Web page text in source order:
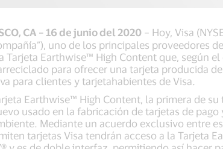
CA – 16 de junio del 2020 – Hoy, Visa
uno de los principales
Tarjeta Earthwise™ High Content que, según
para ofrecer una tarjeta producida
para clientes y tarjetahabientes de Visa.
Earthwise™ High Content, la primera de
usado en la fabricación de tarjetas de
Mediante un acuerdo exclusivo entre
tarjetas Visa tendrán acceso a la Tarjeta